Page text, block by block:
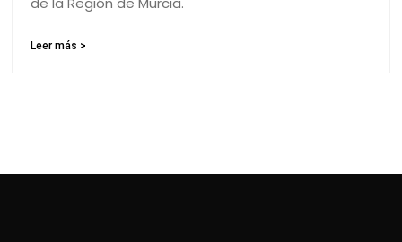
reservas@hotelruralmula.com
Condiciones De La Reserva